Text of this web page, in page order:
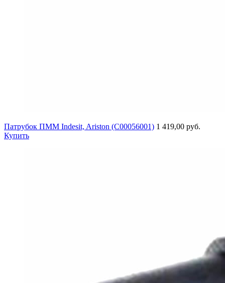
Патрубок ПММ Indesit, Ariston (C00056001) 1 419,00 руб.
Купить